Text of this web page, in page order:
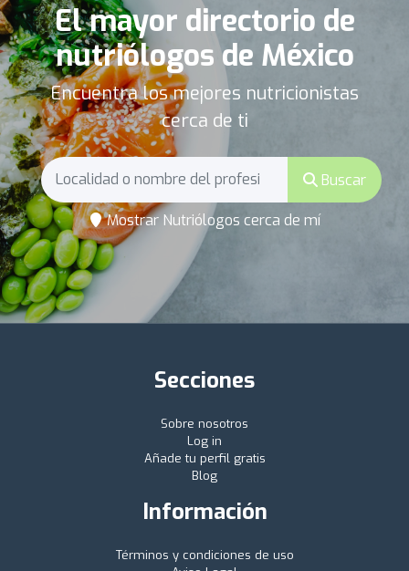
El mayor directorio de
nutriólogos de México
Encuentra los mejores nutricionistas
cerca de ti
Buscar
Mostrar Nutriólogos cerca de mí
Secciones
Sobre nosotros
Log in
Añade tu perfil gratis
Blog
Información
Términos y condiciones de uso